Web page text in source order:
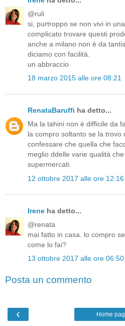
@ruli
si, purtroppo se non vivi in
complicato trovare questi
anche a milano non è da
diciamo con facilità.
un abbraccio
18 marzo 2015 alle ore 08:21
RenataBaruffi ha detto...
Ma la tahini non è difficile da
la compro soltanto se la trovo
confessare che quella che
meglio ddelle varie qualità
supermercati.
12 ottobre 2017 alle ore 12:16
Irene ha detto...
@renata
mai fatto in casa. lo compro
come lo fai?
13 ottobre 2017 alle ore 06:50
Posta un commento
‹ Home